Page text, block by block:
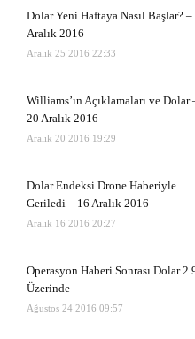
Dolar Yeni Haftaya Nasıl Başlar? –
Aralık 2016
Aralık 25 2016 22:33
Williams’ın Açıklamaları ve Dolar
20 Aralık 2016
Aralık 20 2016 19:29
Dolar Endeksi Drone Haberiyle
Geriledi – 16 Aralık 2016
Aralık 16 2016 20:27
Operasyon Haberi Sonrası Dolar
Üzerinde
Ağustos 24 2016 09:57